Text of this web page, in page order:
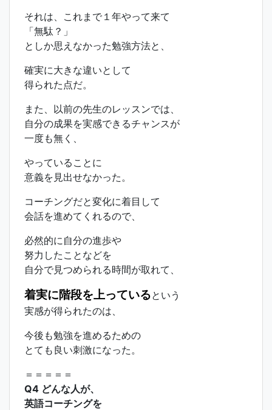
それは、これまで１年やって来て
「無駄？」
としか思えなかった勉強方法と、
確実に大きな違いとして
得られた点だ。
また、以前の先生のレッスンでは、
自分の成果を実感できるチャンスが
一度も無く、
やっていることに
意義を見出せなかった。
コーチングだと変化に着目して
会話を進めてくれるので、
必然的に自分の進歩や
努力したことなどを
自分で見つめられる時間が取れて、
着実に階段を上っているという
実感が得られたのは、
今後も勉強を進めるための
とても良い刺激になった。
＝＝＝＝＝
Q4 どんな人が、
英語コーチングを